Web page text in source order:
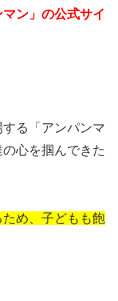
ン」の公式サイ
る「アンパンマ
心を掴んできた
め、子どもも飽